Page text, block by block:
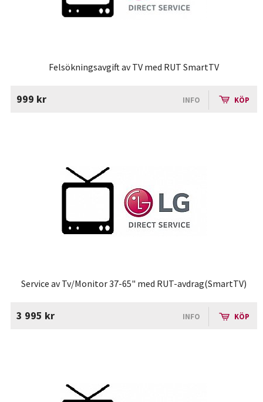
Felsökningsavgift av TV med RUT SmartTV
999 kr INFO KÖP
Service av Tv/Monitor 37-65" med RUT-avdrag(SmartTV)
3 995 kr INFO KÖP